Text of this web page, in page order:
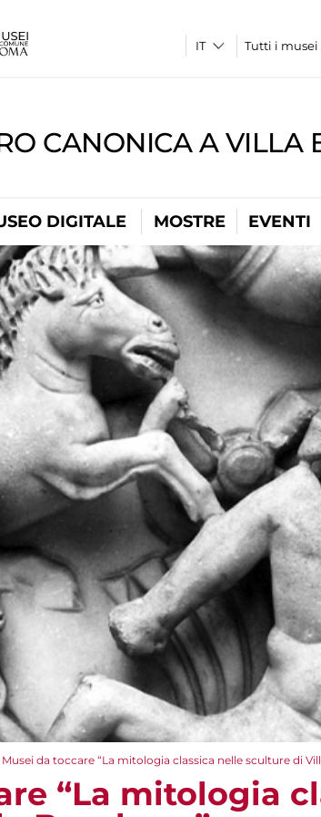
Tutti i musei
CANONICA A VILLA
DIGITALE MOSTRE EVENTI
Musei da toccare “La mitologia classica nelle sculture di
“La mitologia